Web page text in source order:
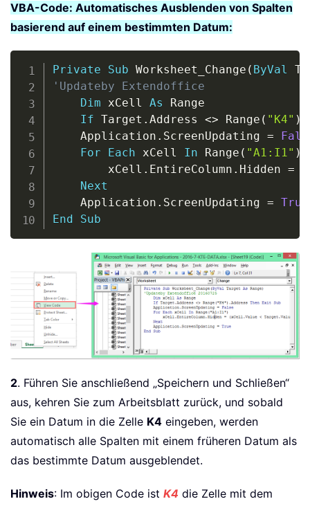
VBA-Code: Automatisches Ausblenden von Spalten
basierend auf einem bestimmten Datum:
Private Sub Worksheet_Change ( ByVal
'Updateby Extendoffice
Dim xCell As Range
If Target . Address <> Range ( "K4" )
    Application
. ScreenUpdating =
For
Each xCell In Range ( "A1:I1" )
        xCell
. EntireColumn . Hidden =
Next
    Application
. ScreenUpdating = True
End
Sub
Copy
2. Führen Sie anschließend „Speichern und Schließen“
aus, kehren Sie zum Arbeitsblatt zurück, und sobald
Sie ein Datum in die Zelle K4 eingeben, werden
automatisch alle Spalten mit einem früheren Datum als
das bestimmte Datum ausgeblendet.
Hinweis: Im obigen Code ist K4 die Zelle mit dem